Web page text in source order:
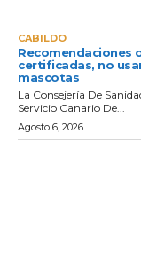
CABILDO
Recomendaciones
certificadas, no
mascotas
La Consejería De
Servicio Canario De...
Agosto 6, 2026